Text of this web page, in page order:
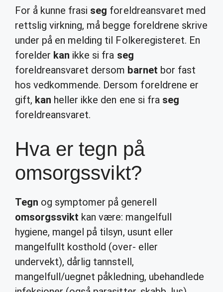
For å kunne frasi seg foreldreansvaret med
rettslig virkning, må begge foreldrene skrive
under på en melding til Folkeregisteret. En
forelder kan ikke si fra seg
foreldreansvaret dersom barnet bor fast
hos vedkommende. Dersom foreldrene er
gift, kan heller ikke den ene si fra seg
foreldreansvaret.
Hva er tegn på
omsorgssvikt?
Tegn og symptomer på generell
omsorgssvikt kan være: mangelfull
hygiene, mangel på tilsyn, usunt eller
mangelfullt kosthold (over- eller
undervekt), dårlig tannstell,
mangelfull/uegnet påkledning, ubehandlede